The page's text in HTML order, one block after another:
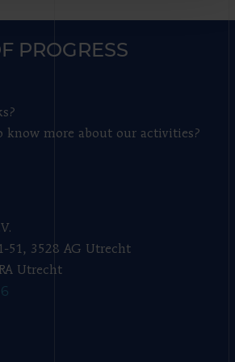
PROGRESS
know more about our activities?
51, 3528 AG Utrecht
Utrecht